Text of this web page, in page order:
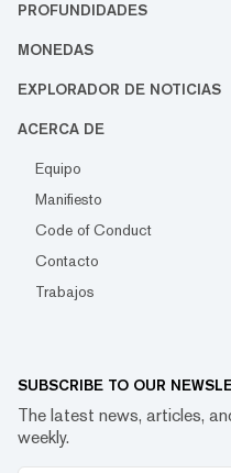
PROFUNDIDADES
MONEDAS
EXPLORADOR DE NOTICIAS
ACERCA DE
Equipo
Manifiesto
Code of Conduct
Contacto
Trabajos
SUBSCRIBE TO OUR
The latest news, articles,
weekly.